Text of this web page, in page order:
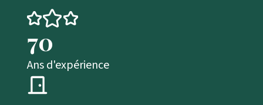
70
Ans d'expérience